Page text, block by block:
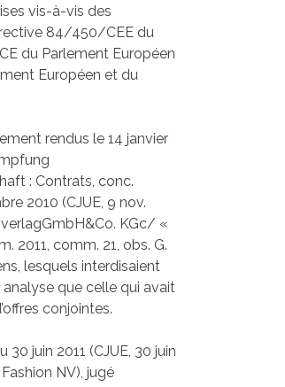
vis-à-vis des
84/450/CEE du
du Parlement Européen
Européen et du
rendus le 14 janvier
: Contrats, conc.
2010 (CJUE, 9 nov.
KGc/ «
2011, comm. 21, obs. G.
lesquels interdisaient
que celle qui avait
conjointes.
juin 2011 (CJUE, 30 juin
NV), jugé